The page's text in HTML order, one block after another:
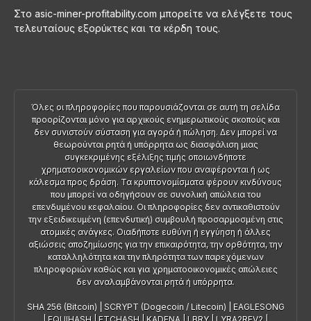
Στο asic-miner-profitability.com μπορείτε να ελέγξετε τους
τελευταίους εξορύκτες και τα κέρδη τους.
Όλες οι πληροφορίες που παρουσιάζονται σε αυτή τη σελίδα
προορίζονται μόνο για αρχικούς ενημερωτικούς σκοπούς και
δεν συνιστούν σύσταση για αγορά ή πώληση. Δεν μπορεί να
θεωρούνται ρητά ή υπόρρητα ως διασφάλιση μιας
συγκεκριμένης εξέλιξης τιμής οποιωνδήποτε
χρηματοοικονομικών εργαλείων που αναφέρονται ή ως
κάλεσμα προς δράση. Τα κρυπτονομίσματα φέρουν κινδύνους
που μπορεί να οδηγήσουν σε συνολική απώλεια του
επενδυμένου κεφαλαίου. Οι πληροφορίες δεν αντικαθιστούν
την εξειδικευμένη (επενδυτική) συμβουλή προσαρμοσμένη στις
ατομικές ανάγκες. Οιαδήποτε ευθύνη ή εγγύηση ή άλλες
αξιώσεις αποζημίωσης για την επικαιρότητα, την ορθότητα, την
καταλληλότητα και την πληρότητα των παρεχόμενων
πληροφοριών καθώς και για χρηματοοικονομικές απώλειες
δεν αναλαμβάνονται ρητά ή υπόρρητα.
SHA 256 (Bitcoin) SCRYPT (Dogecoin / Litecoin)
EAGLESONG